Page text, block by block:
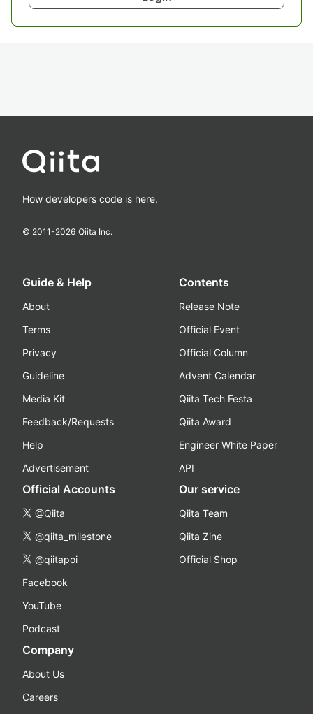
How developers code is here.
© 2011-2026 Qiita Inc.
Guide & Help
About
Terms
Privacy
Guideline
Media Kit
Feedback/Requests
Help
Advertisement
Contents
Release Note
Official Event
Official Column
Advent Calendar
Qiita Tech Festa
Qiita Award
Engineer White Paper
API
Official Accounts
@Qiita
@qiita_milestone
@qiitapoi
Facebook
YouTube
Podcast
Our service
Qiita Team
Qiita Zine
Official Shop
Company
About Us
Careers